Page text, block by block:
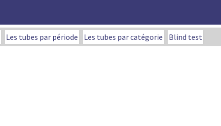
Les tubes par période Les tubes par catégorie Blind test